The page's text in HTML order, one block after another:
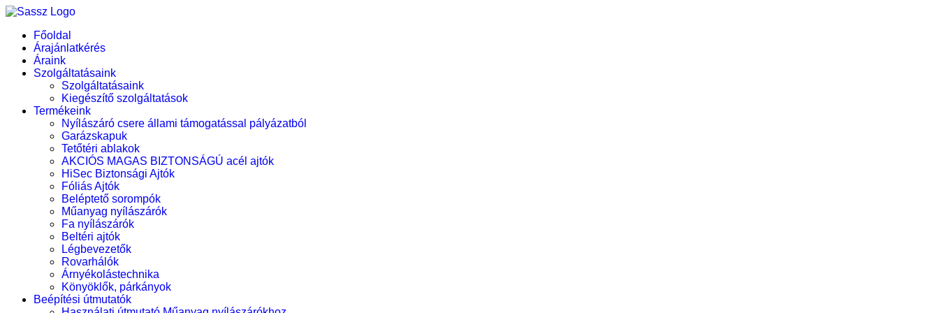
Kihagyás
Főoldal
Árajánlatkérés
Áraink
Szolgáltatásaink
Szolgáltatásaink
Kiegészítő szolgáltatások
Termékeink
Nyílászáró csere állami támogatással pályázatból
Garázskapuk
Tetőtéri ablakok
AKCIÓS MAGAS BIZTONSÁGÚ acél ajtók
HiSec Biztonsági Ajtók
Fóliás Ajtók
Beléptető sorompók
Műanyag nyílászárók
Fa nyílászárók
Beltéri ajtók
Légbevezetők
Rovarhálók
Árnyékolástechnika
Könyöklők, párkányok
Beépítési útmutatók